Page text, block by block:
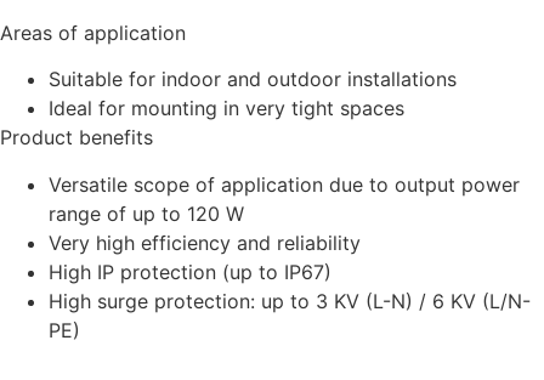
Areas of application
Suitable for indoor and outdoor installations
Ideal for mounting in very tight spaces
Product benefits
Versatile scope of application due to output power
range of up to 120 W
Very high efficiency and reliability
High IP protection (up to IP67)
High surge protection: up to 3 KV (L-N) / 6 KV (L/N-
PE)